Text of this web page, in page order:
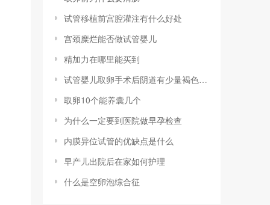
试管移植前宫腔灌注有什么好处
宫颈糜烂能否做试管婴儿
精加力在哪里能买到
试管婴儿取卵手术后阴道有少量褐色出血要紧吗？
取卵10个能养囊几个
为什么一定要到医院做早孕检查
内膜异位试管的优缺点是什么
早产儿出院后在家如何护理
什么是空卵泡综合征